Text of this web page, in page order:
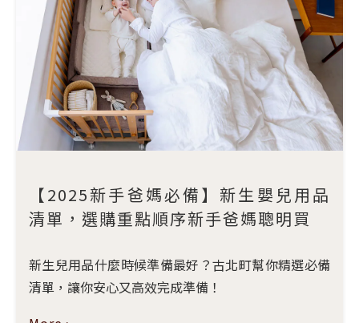
【2025新手爸媽必備】新生嬰兒用品
清單，選購重點順序新手爸媽聰明買
新生兒用品什麼時候準備最好？古北町幫你精選必備
清單，讓你安心又高效完成準備！